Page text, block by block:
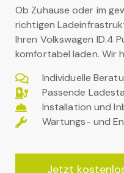
Ob Zuhause oder im
richtigen
Ihren Volkswagen ID.4
komfortabel laden. Wir
Individuelle
Passende
Installation und
Wartungs- und
Jetzt